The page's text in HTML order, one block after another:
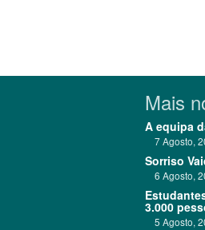
Mais
A equipa
7 Agosto,
Sorriso
6 Agosto,
3.000
5 Agosto,